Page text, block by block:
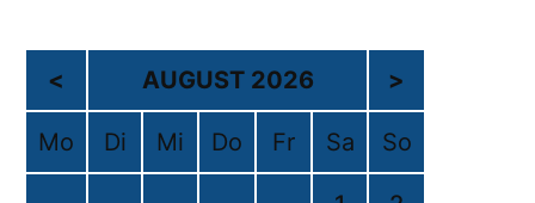
< AUGUST 2026 >
Mo Di Mi Do Fr Sa So